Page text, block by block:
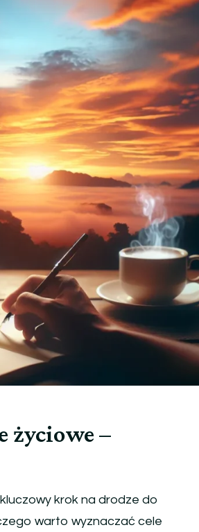
życiowe –
krok na drodze do
warto wyznaczać cele